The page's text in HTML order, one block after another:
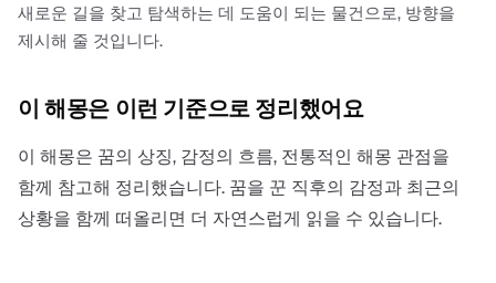
새로운 길을 찾고 탐색하는 데 도움이 되는 물건으로, 방향을
제시해 줄 것입니다.
이 해몽은 이런 기준으로 정리했어요
이 해몽은 꿈의 상징, 감정의 흐름, 전통적인 해몽 관점을
함께 참고해 정리했습니다. 꿈을 꾼 직후의 감정과 최근의
상황을 함께 떠올리면 더 자연스럽게 읽을 수 있습니다.